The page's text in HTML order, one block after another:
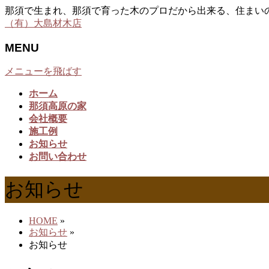
那須で生まれ、那須で育った木のプロだから出来る、住まい
（有）大島材木店
MENU
メニューを飛ばす
ホーム
那須高原の家
会社概要
施工例
お知らせ
お問い合わせ
お知らせ
HOME »
お知らせ »
お知らせ